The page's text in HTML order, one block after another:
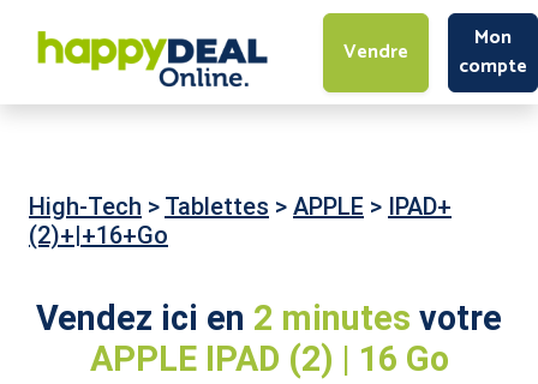
Vendre
Mon
compte
High-Tech > Tablettes > APPLE > IPAD+
(2)+|+16+Go
Vendez ici en 2 minutes votre
APPLE IPAD (2) | 16 Go